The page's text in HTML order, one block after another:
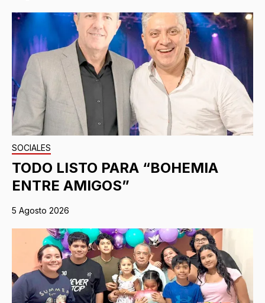
SOCIALES
TODO LISTO PARA “BOHEMIA
ENTRE AMIGOS”
5 Agosto 2026